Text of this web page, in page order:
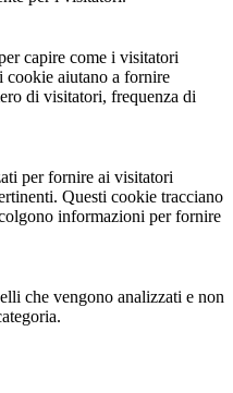
capire come i visitatori
cookie aiutano a fornire
di visitatori, frequenza di
per fornire ai visitatori
Questi cookie tracciano
informazioni per fornire
che vengono analizzati e non